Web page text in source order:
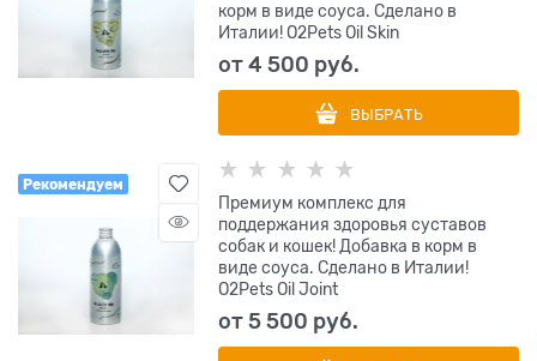
корм в виде соуса. Сделано в
Италии! O2Pets Oil Skin
от4 500 руб.
ВЫБРАТЬ
Рекомендуем
Премиум комплекс для
поддержания здоровья суставов
собак и кошек! Добавка в корм в
виде соуса. Сделано в Италии!
O2Pets Oil Joint
от5 500 руб.